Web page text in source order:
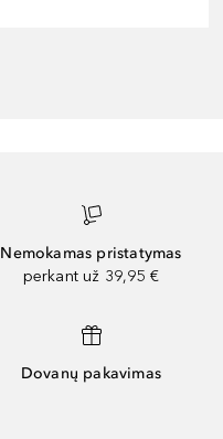
Nemokamas pristatymas
perkant už 39,95 €
Dovanų pakavimas